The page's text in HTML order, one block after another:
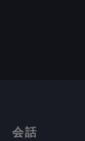
会話